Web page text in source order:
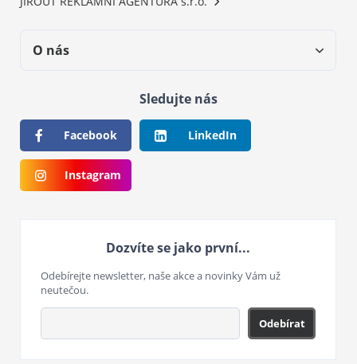
O nás
Sledujte nás
Facebook LinkedIn
Instagram
Dozvíte se jako první...
Odebírejte newsletter, naše akce a novinky Vám už
neutečou.
Odebírat